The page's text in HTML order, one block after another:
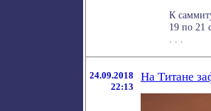
К
19 по 21
24.09.2018
22:13
На Титане